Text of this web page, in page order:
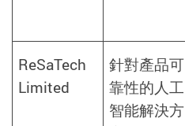
ReSaTech
Limited
針對產品可
靠性的人工
智能解決方